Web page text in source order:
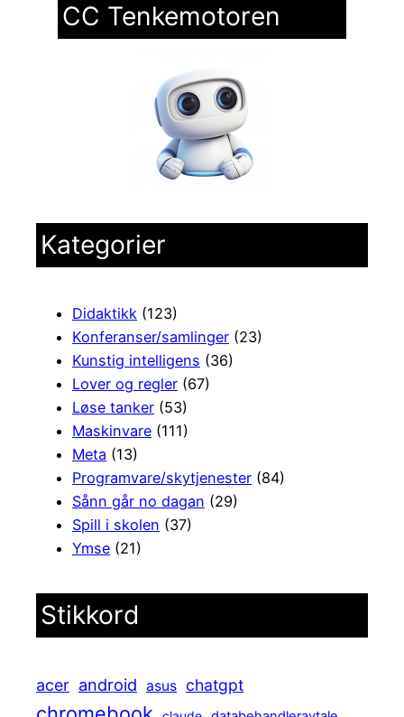
CC Tenkemotoren
Kategorier
Didaktikk (123)
Konferanser/samlinger (23)
Kunstig intelligens (36)
Lover og regler (67)
Løse tanker (53)
Maskinvare (111)
Meta (13)
Programvare/skytjenester (84)
Sånn går no dagan (29)
Spill i skolen (37)
Ymse (21)
Stikkord
acer android asus chatgpt